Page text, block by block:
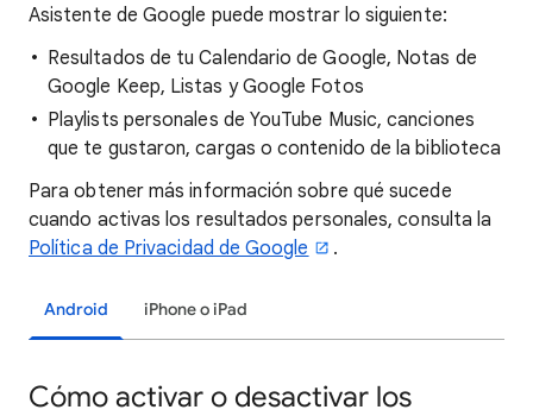
Asistente de Google puede mostrar lo siguiente:
Resultados de tu Calendario de Google, Notas de
Google Keep, Listas y Google Fotos
Playlists personales de YouTube Music, canciones
que te gustaron, cargas o contenido de la biblioteca
Para obtener más información sobre qué sucede
cuando activas los resultados personales, consulta la
Política de Privacidad de Google
.
Android iPhone o iPad
Cómo activar o desactivar los